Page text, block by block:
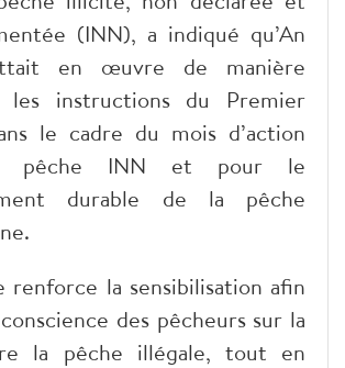
(INN), a indiqué qu’An
en œuvre de manière
les instructions du Premier
le cadre du mois d’action
pêche INN et pour le
durable de la pêche
renforce la sensibilisation afin
des pêcheurs sur la
la pêche illégale, tout en